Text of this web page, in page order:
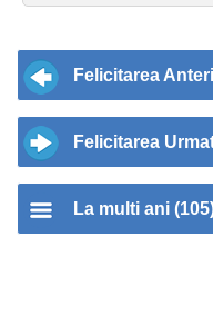
Felicitarea
Felicitarea
La multi ani